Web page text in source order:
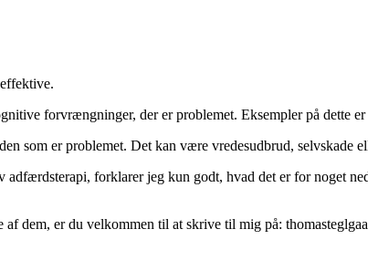
forvrængninger, der er problemet. Eksempler på dette er
som er problemet. Det kan være vredesudbrud, selvskade
forklarer jeg kun godt, hvad det er for noget
dem, er du velkommen til at skrive til mig på: